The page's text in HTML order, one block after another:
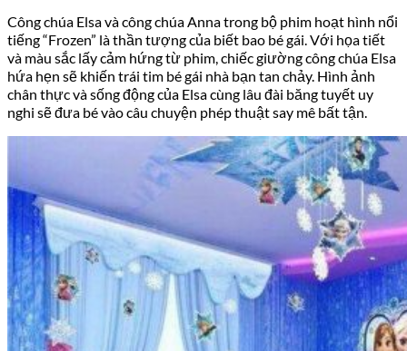
Công chúa Elsa và công chúa Anna trong bộ phim hoạt hình nổi
tiếng “Frozen” là thần tượng của biết bao bé gái. Với họa tiết
và màu sắc lấy cảm hứng từ phim, chiếc giường công chúa Elsa
hứa hẹn sẽ khiến trái tim bé gái nhà bạn tan chảy. Hình ảnh
chân thực và sống động của Elsa cùng lâu đài băng tuyết uy
nghi sẽ đưa bé vào câu chuyện phép thuật say mê bất tận.